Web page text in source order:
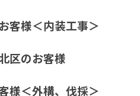
客様＜内装工事＞
区のお客様
様＜外構、伐採＞